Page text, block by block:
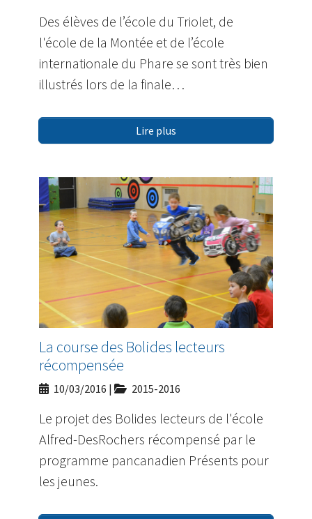
Des élèves de l’école du Triolet, de
l'école de la Montée et de l’école
internationale du Phare se sont très bien
illustrés lors de la finale…
Lire plus
La course des Bolides lecteurs
récompensée
10/03/2016 | 2015-2016
Le projet des Bolides lecteurs de l'école
Alfred-DesRochers récompensé par le
programme pancanadien Présents pour
les jeunes.